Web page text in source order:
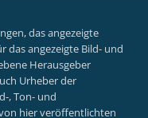
das angezeigte
das angezeigte Bild- und
Herausgeber
Urheber der
, Ton- und
hier veröffentlichten